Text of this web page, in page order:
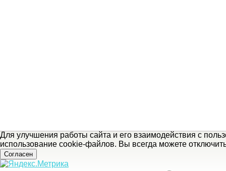
Для улучшения работы сайта и его взаимодействия с
использование cookie-файлов. Вы всегда можете
Согласен